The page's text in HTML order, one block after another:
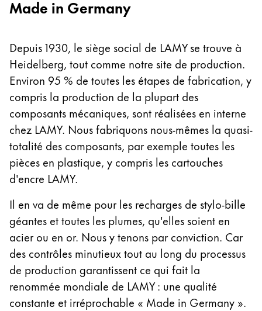
Accessoires et pièces de rechange
Recharges
Encres / effaceurs d'encre
Pièces de rechange
Taille de plume
Étuis
Carnets
Cadeaux
Holiday Special
Gift Ideas
Coffrets cadeaux
LAMY pico Lx
Gravure
Made in Germany
Depuis 1930, le siège social de LAMY se trouve à
Heidelberg, tout comme notre site de production.
Environ 95 % de toutes les étapes de fabrication, y
compris la production de la plupart des
composants mécaniques, sont réalisées en interne
chez LAMY. Nous fabriquons nous-mêmes la quasi-
totalité des composants, par exemple toutes les
pièces en plastique, y compris les cartouches
d'encre LAMY.
Il en va de même pour les recharges de stylo-bille
géantes et toutes les plumes, qu'elles soient en
acier ou en or. Nous y tenons par conviction. Car
des contrôles minutieux tout au long du processus
de production garantissent ce qui fait la
renommée mondiale de LAMY : une qualité
constante et irréprochable « Made in Germany ».